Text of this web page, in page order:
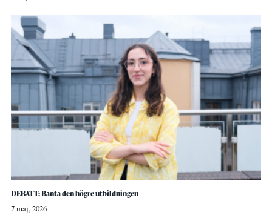
DEBATT: Banta den högre utbildningen
7 maj, 2026